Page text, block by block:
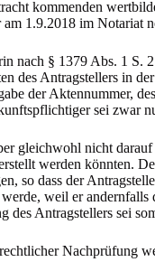
kommenden
1.9.2018 im Notariat
nach § 1379 Abs. 1 S.
des Antragstellers in
der Aktennummer,
sei zwar
gleichwohl nicht
werden könnten.
so dass der
weil er
des Antragstellers sei
Nachprüfung